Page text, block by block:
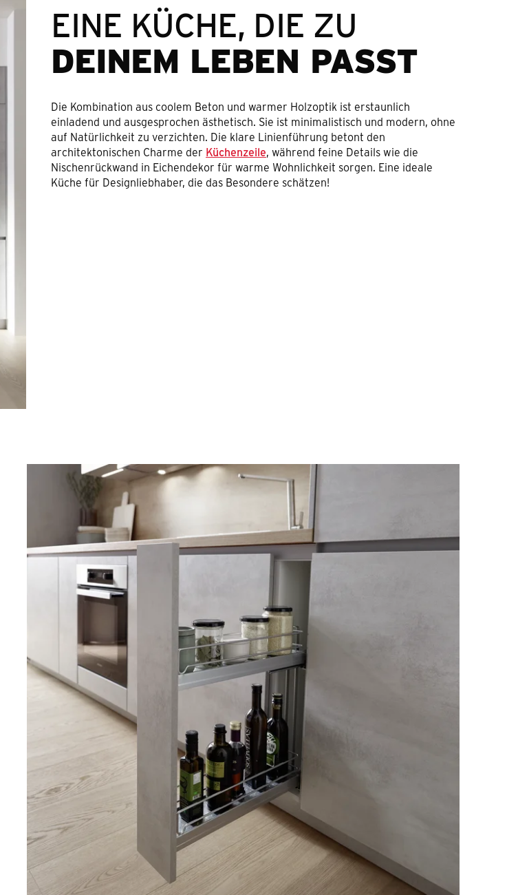
EINE KÜCHE, DIE ZU
DEINEM LEBEN PASST
Die Kombination aus coolem Beton und warmer Holzoptik ist erstaunlich
einladend und ausgesprochen ästhetisch. Sie ist minimalistisch und modern, ohne
auf Natürlichkeit zu verzichten. Die klare Linienführung betont den
architektonischen Charme der Küchenzeile, während feine Details wie die
Nischenrückwand in Eichendekor für warme Wohnlichkeit sorgen. Eine ideale
Küche für Designliebhaber, die das Besondere schätzen!